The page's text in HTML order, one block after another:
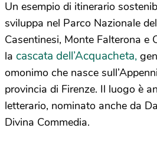
Un esempio di itinerario
sviluppa nel Parco Nazionale
Casentinesi, Monte Falterona e
la cascata dell’Acquacheta,
omonimo che nasce
provincia di Firenze. Il luogo è
letterario, nominato anche da
Divina Commedia.